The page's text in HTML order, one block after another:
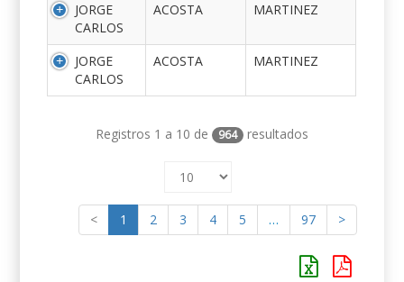
JORGE
CARLOS
ACOSTA MARTINEZ
JORGE
CARLOS
ACOSTA MARTINEZ
Registros 1 a 10 de 964 resultados
< 1 2 3 4 5 … 97 >